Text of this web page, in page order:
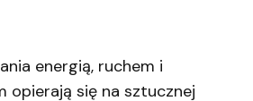
energią, ruchem i
opierają się na sztucznej